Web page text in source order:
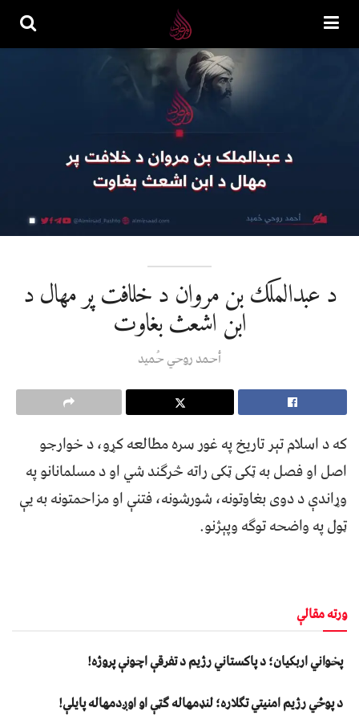
د عبدالملک بن مروان د خلافت پر مهال د
ابن اشعث بغاوت
أحمد روحي حُمید
که د اسلام تېر تاریخ په غور سره مطالعه کړو، د خوارجو
اصل او فصل به ټکی ټکی راته څرګند شي او د مسلمانانو په
وړاندې د دوی بغاوتونه، شورشونه، فتنې او مزاحمتونه به یې
ټول په واضحه توګه وپېژنو.
ورته مقالې
پخواني اربکیان؛ د پاکستاني رژیم د تفرقې اچونې پروژه!
د پوځي رژیم امنیتي تګلاره؛ لنډمهاله ګټې او اوږدمهاله پایلې!